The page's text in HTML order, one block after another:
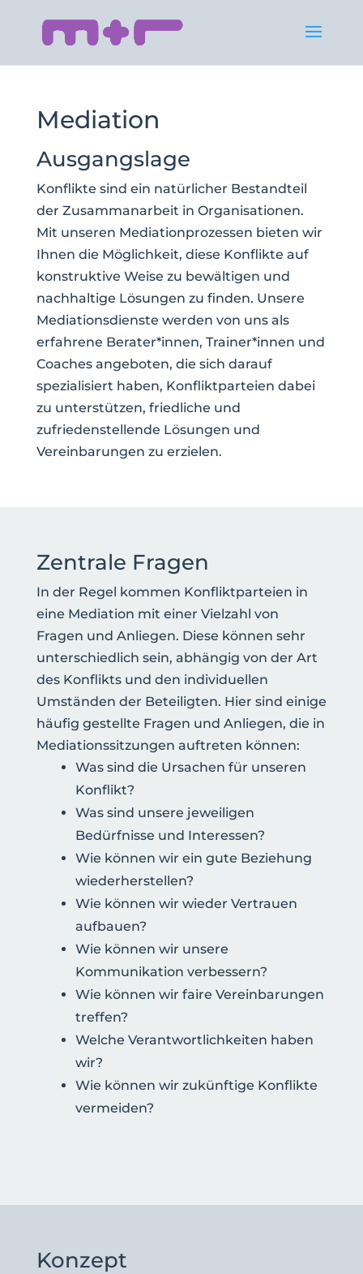
Mediation
Ausgangslage
Konflikte sind ein natürlicher Bestandteil
der Zusammanarbeit in Organisationen.
Mit unseren Mediationprozessen bieten wir
Ihnen die Möglichkeit, diese Konflikte auf
konstruktive Weise zu bewältigen und
nachhaltige Lösungen zu finden. Unsere
Mediationsdienste werden von uns als
erfahrene Berater*innen, Trainer*innen und
Coaches angeboten, die sich darauf
spezialisiert haben, Konfliktparteien dabei
zu unterstützen, friedliche und
zufriedenstellende Lösungen und
Vereinbarungen zu erzielen.
Zentrale Fragen
In der Regel kommen Konfliktparteien in
eine Mediation mit einer Vielzahl von
Fragen und Anliegen. Diese können sehr
unterschiedlich sein, abhängig von der Art
des Konflikts und den individuellen
Umständen der Beteiligten. Hier sind einige
häufig gestellte Fragen und Anliegen, die in
Mediationssitzungen auftreten können:
Was sind die Ursachen für unseren
Konflikt?
Was sind unsere jeweiligen
Bedürfnisse und Interessen?
Wie können wir ein gute Beziehung
wiederherstellen?
Wie können wir wieder Vertrauen
aufbauen?
Wie können wir unsere
Kommunikation verbessern?
Wie können wir faire Vereinbarungen
treffen?
Welche Verantwortlichkeiten haben
wir?
Wie können wir zukünftige Konflikte
vermeiden?
Konzept